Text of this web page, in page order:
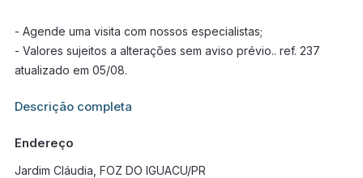
- Agende uma visita com nossos especialistas;
- Valores sujeitos a alterações sem aviso prévio.. ref. 237
atualizado em 05/08.
Informações adicionais sobre este imóvel estarão disponíveis
Descrição completa
Endereço
Jardim Cláudia, FOZ DO IGUACU/PR